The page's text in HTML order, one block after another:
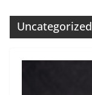
Uncategorized